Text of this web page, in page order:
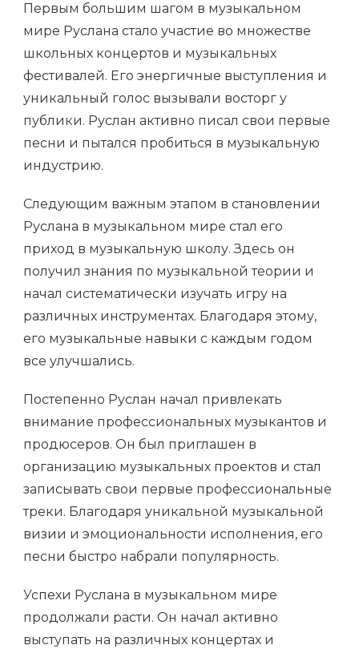
Первым большим шагом в музыкальном
мире Руслана стало участие во множестве
школьных концертов и музыкальных
фестивалей. Его энергичные выступления и
уникальный голос вызывали восторг у
публики. Руслан активно писал свои первые
песни и пытался пробиться в музыкальную
индустрию.
Следующим важным этапом в становлении
Руслана в музыкальном мире стал его
приход в музыкальную школу. Здесь он
получил знания по музыкальной теории и
начал систематически изучать игру на
различных инструментах. Благодаря этому,
его музыкальные навыки с каждым годом
все улучшались.
Постепенно Руслан начал привлекать
внимание профессиональных музыкантов и
продюсеров. Он был приглашен в
организацию музыкальных проектов и стал
записывать свои первые профессиональные
треки. Благодаря уникальной музыкальной
визии и эмоциональности исполнения, его
песни быстро набрали популярность.
Успехи Руслана в музыкальном мире
продолжали расти. Он начал активно
выступать на различных концертах и